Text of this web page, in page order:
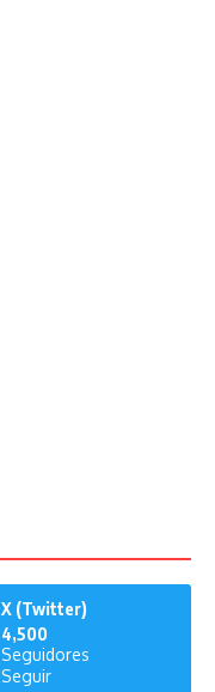
X (Twitter)
4,500
Seguidores
Seguir